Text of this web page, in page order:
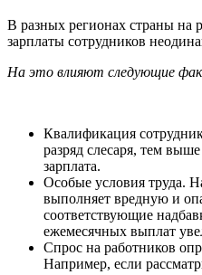
В разных регионах страны на
зарплаты сотрудников
На это влияют следующие
Квалификация
разряд слесаря, тем
зарплата.
Особые условия труда.
выполняет вредную и
соответствующие
ежемесячных выплат
Спрос на работников
Например, если